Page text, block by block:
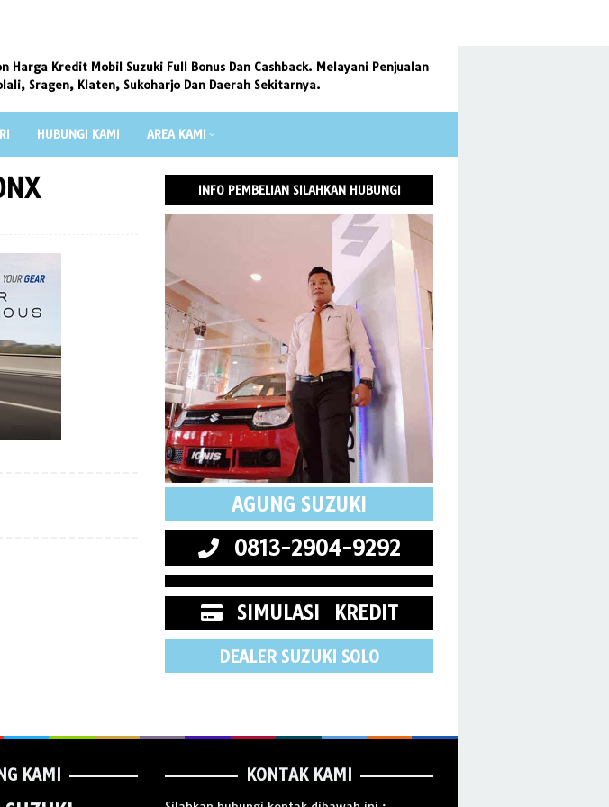
Harga Kredit Mobil Suzuki Full Bonus Dan Cashback. Melayani Penjualan
Sragen, Klaten, Sukoharjo Dan Daerah Sekitarnya.
HUBUNGI KAMI AREA KAMI
INFO PEMBELIAN SILAHKAN HUBUNGI
AGUNG SUZUKI
0813-2904-9292
SIMULASI KREDIT
DEALER SUZUKI SOLO
KAMI KONTAK KAMI